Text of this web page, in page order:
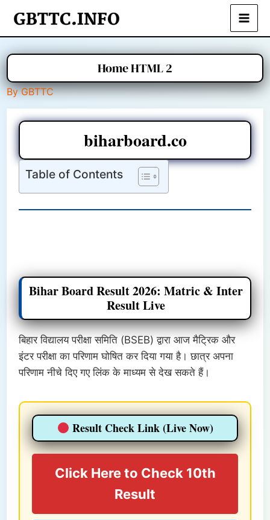
content
Main
Home HTML 2
ByGBTTC
biharboard.co
Table of Contents
Bihar Board Result 2026: Matric & Inter
Result Live
बिहार विद्यालय परीक्षा समिति (BSEB) द्वारा आज मैट्रिक और
इंटर परीक्षा का परिणाम घोषित कर दिया गया है। छात्र अपना
परिणाम नीचे दिए गए लिंक के माध्यम से देख सकते हैं।
Result Check Link (Live Now)
Click Here to Check 10th
Result